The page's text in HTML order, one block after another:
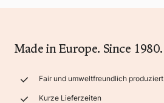
Made in Europe. Since 1980.
Fair und umweltfreundlich produziert
Kurze Lieferzeiten